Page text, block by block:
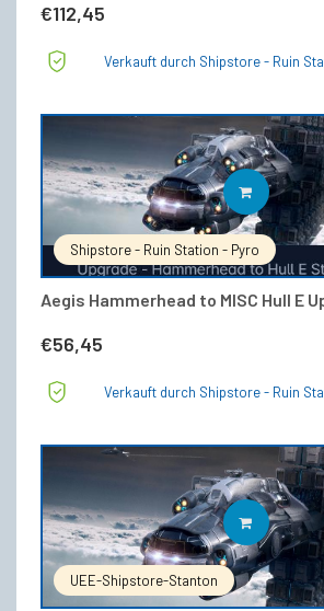
€112,45
Verkauft durch Shipstore - Ruin
Shipstore - Ruin Station - Pyro
Aegis Hammerhead to MISC Hull E
€56,45
IN DEN
Verkauft durch Shipstore - Ruin
UEE-Shipstore-Stanton
IN DEN